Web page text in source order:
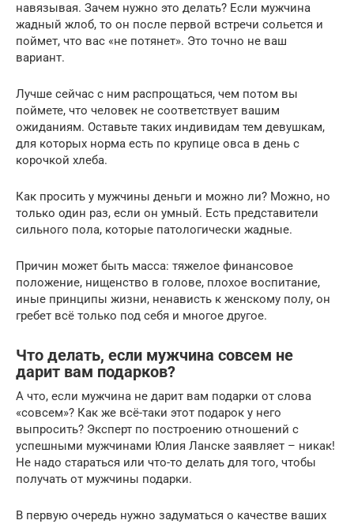
навязывая. Зачем нужно это делать? Если мужчина
жадный жлоб, то он после первой встречи сольется и
поймет, что вас «не потянет». Это точно не ваш
вариант.
Лучше сейчас с ним распрощаться, чем потом вы
поймете, что человек не соответствует вашим
ожиданиям. Оставьте таких индивидам тем девушкам,
для которых норма есть по крупице овса в день с
корочкой хлеба.
Как просить у мужчины деньги и можно ли? Можно, но
только один раз, если он умный. Есть представители
сильного пола, которые патологически жадные.
Причин может быть масса: тяжелое финансовое
положение, нищенство в голове, плохое воспитание,
иные принципы жизни, ненависть к женскому полу, он
гребет всё только под себя и многое другое.
Что делать, если мужчина совсем не
дарит вам подарков?
А что, если мужчина не дарит вам подарки от слова
«совсем»? Как же всё-таки этот подарок у него
выпросить? Эксперт по построению отношений с
успешными мужчинами Юлия Ланске заявляет – никак!
Не надо стараться или что-то делать для того, чтобы
получать от мужчины подарки.
В первую очередь нужно задуматься о качестве ваших